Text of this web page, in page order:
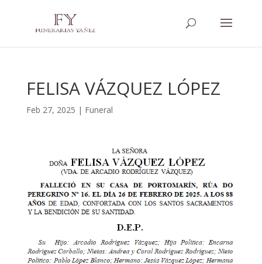
FELISA VÁZQUEZ LÓPEZ
Feb 27, 2025 | Funeral